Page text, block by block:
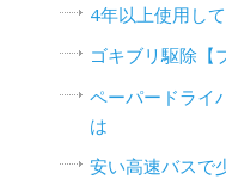
4年以上使用し
ゴキブリ駆除【
ペーパードライ
は
安い高速バスで